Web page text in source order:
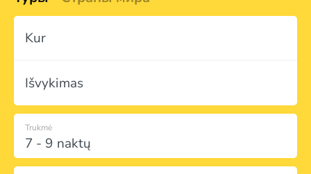
Kur
Išvykimas
7 - 9 naktų
Trukmė